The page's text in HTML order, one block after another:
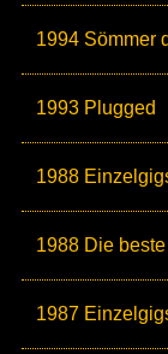
1994 Sömmer
1993 Plugged
1988
1988 Die
1987